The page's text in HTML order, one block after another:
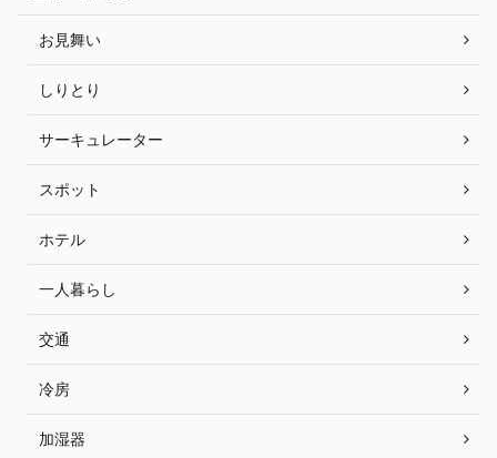
お見舞い
しりとり
サーキュレーター
スポット
ホテル
一人暮らし
交通
冷房
加湿器